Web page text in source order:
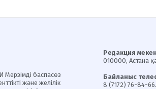
баспасөз
және желілік
Редакция
010000, Астана
Байланыс
8 (7172) 76-84-66.